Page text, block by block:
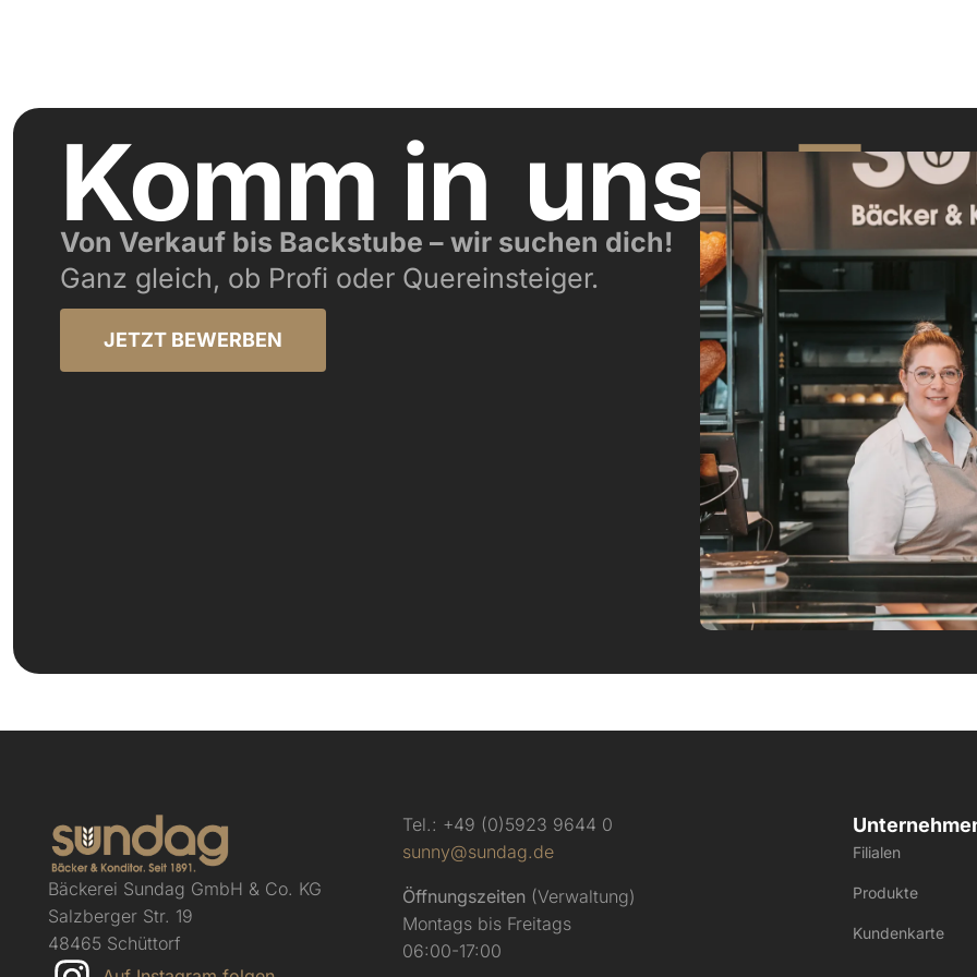
Von Verkauf bis Backstube – wir suchen dich!
Ganz gleich, ob Profi oder Quereinsteiger.
JETZT BEWERBEN
Komm in unser
Bäckerei Sundag GmbH & Co. KG
Salzberger Str. 19
48465 Schüttorf
Tel.: +49 (0)5923 9644 0
sunny@sundag.de
Öffnungszeiten (Verwaltung)
Montags bis Freitags
06:00-17:00
Filialen
Produkte
Kundenkarte